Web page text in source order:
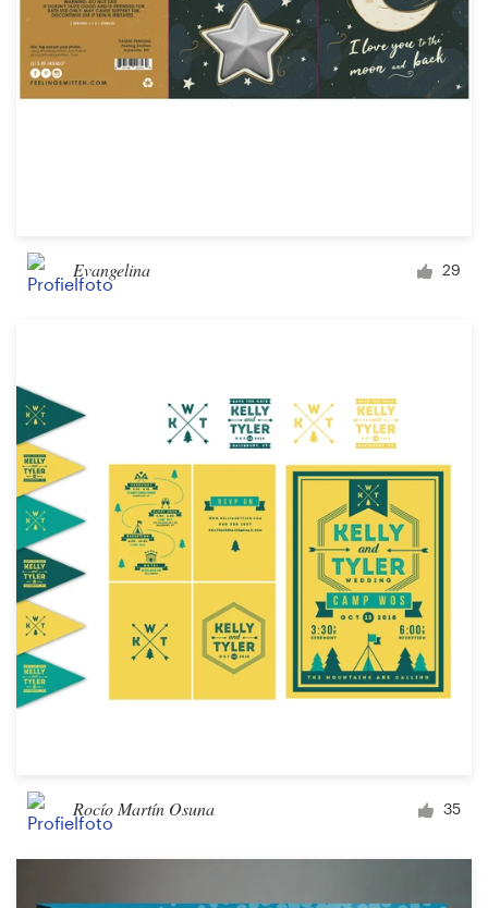
Evangelina 29
Rocío Martín Osuna 35